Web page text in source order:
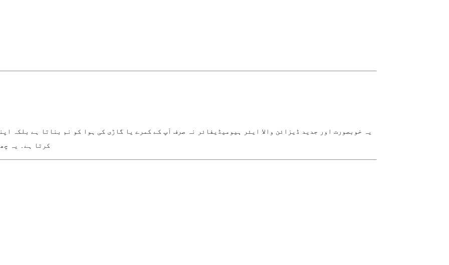
یہ خوبصورت اور جدید ڈیزائن والا ایئر ہیومیڈیفائر نہ صرف آپ کے کمرے یا گاڑی کی ہوا کو نم بناتا ہے بلکہ
کرتا ہے۔ یہ